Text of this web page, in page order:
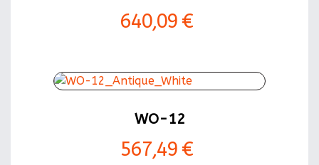
640,09 €
WO-12
567,49 €